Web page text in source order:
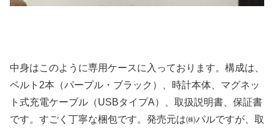
中身はこのように専用ケースに入っております。構成は、
ベルト2本（パープル・ブラック）、時計本体、マグネッ
ト式充電ケーブル（USBタイプA）、取扱説明書、保証書
です。すごく丁寧な梱包です。発売元は㈱パルですが、取